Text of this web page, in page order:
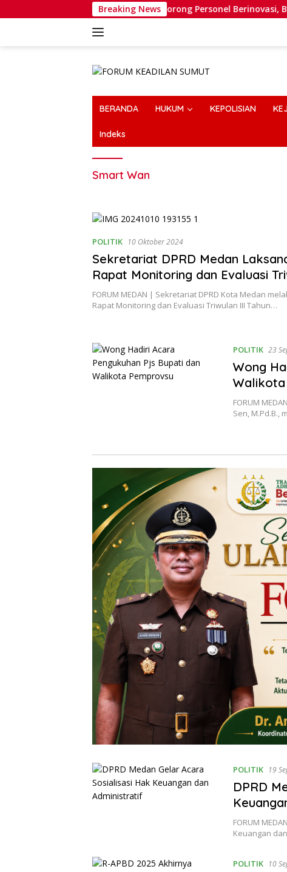
ke
Breaking News
Wakapolri Dorong Personel Berinovasi, Bripda
BERANDA HUKUM KEPOLISIAN
Indeks
Smart Wan
POLITIK 10 Oktober 2024
Sekretariat DPRD Medan
Rapat Monitoring dan Evaluasi
III TA 2024
FORUM MEDAN | Sekretariat DPRD Kota Medan
Rapat Monitoring dan Evaluasi Triwulan III Tahun…
POLITIK 23
Wong
FORUM
Sen, M.Pd.B.,
POLITIK 19
DPRD
FORUM
Keuangan
POLITIK 10